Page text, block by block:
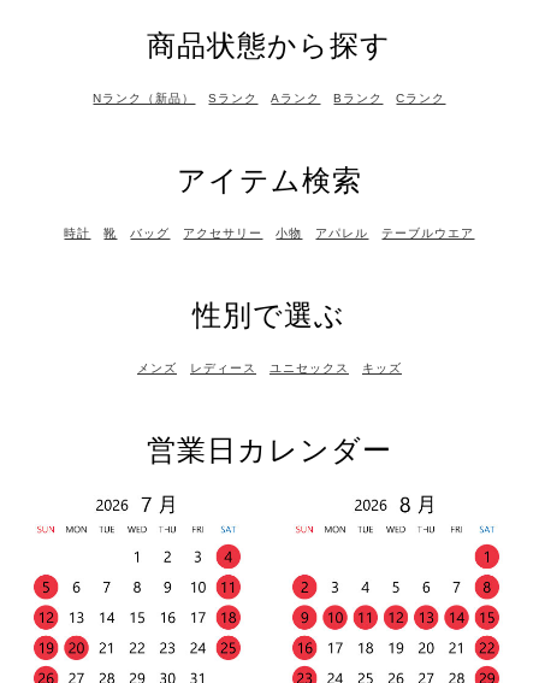
商品状態から探す
Nランク（新品） Sランク Aランク Bランク Cランク
アイテム検索
時計 靴 バッグ アクセサリー 小物 アパレル テーブルウエア
性別で選ぶ
メンズ レディース ユニセックス キッズ
営業日カレンダー